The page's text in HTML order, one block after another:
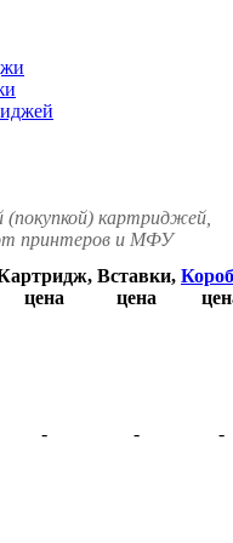
(покупкой) картриджей,
принтеров и МФУ
цена
Вставки,
цена
- - -